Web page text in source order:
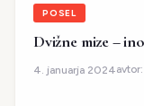
POSEL
Dvižne mize –
4. januarja 2024avtor: